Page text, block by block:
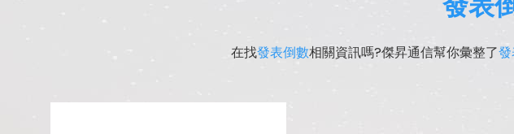
在找發表倒數相關資訊嗎?傑昇通信幫你彙整了